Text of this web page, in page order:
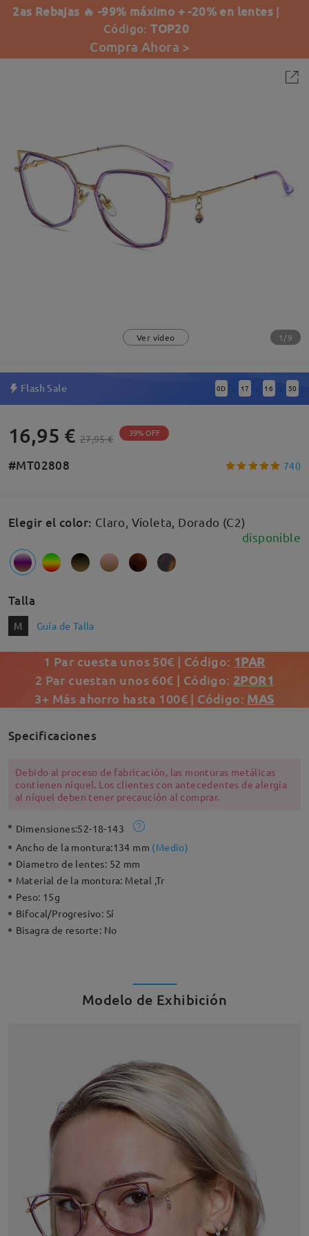
2as Rebajas 🔥 -99% máximo + -20% en lentes |
Código:TOP20
Compra Ahora >
Ver vídeo 1/9
Flash Sale 0D : 17 : 16 : 49
16,95 € 27,95 € 39% OFF
#MT02808 740
Elegir el color: Claro, Violeta, Dorado (C2)
disponible
Talla
M Guía de Talla
1 Par cuesta unos 50€ | Código: 1PAR
2 Par cuestan unos 60€ | Código: 2POR1
3+ Más ahorro hasta 100€ | Código: MAS
Specificaciones
Debido al proceso de fabricación, las monturas metálicas
contienen níquel. Los clientes con antecedentes de alergia
al níquel deben tener precaución al comprar.
Dimensiones:52-18-143
Ancho de la montura:134 mm (Medio)
Diametro de lentes: 52 mm
Material de la montura: Metal ,Tr
Peso: 15g
Bifocal/Progresivo: Sí
Bisagra de resorte: No
Modelo de Exhibición